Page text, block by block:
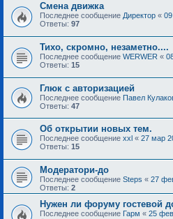
Смена движка
Последнее сообщение Директор «
Ответы: 97
Тихо, скромно, незаметно....
Последнее сообщение WERWER «
Ответы: 15
Глюк с авторизацией
Последнее сообщение Павел
Ответы: 47
Об открытии новых тем.
Последнее сообщение xxl « 27 мар
Ответы: 15
Модератори-до
Последнее сообщение Steps « 27
Ответы: 2
Нужен ли форуму гостевой
Последнее сообщение Гарм « 25